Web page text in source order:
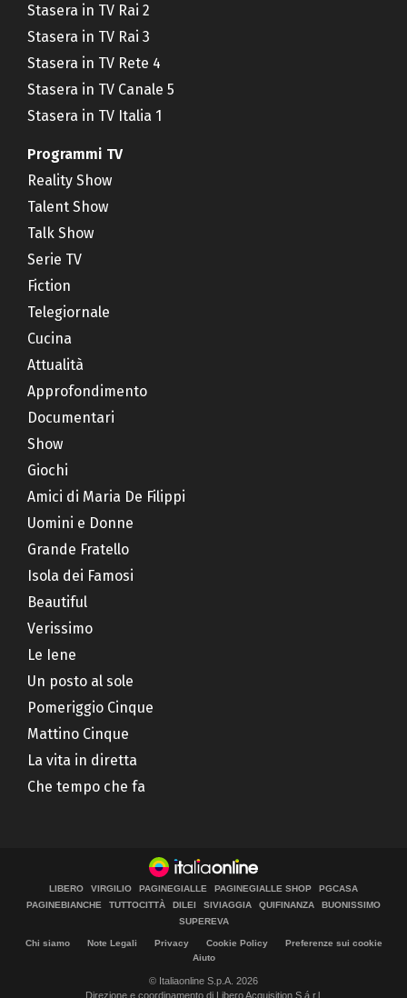
Stasera in TV Rai 2
Stasera in TV Rai 3
Stasera in TV Rete 4
Stasera in TV Canale 5
Stasera in TV Italia 1
Programmi TV
Reality Show
Talent Show
Talk Show
Serie TV
Fiction
Telegiornale
Cucina
Attualità
Approfondimento
Documentari
Show
Giochi
Amici di Maria De Filippi
Uomini e Donne
Grande Fratello
Isola dei Famosi
Beautiful
Verissimo
Le Iene
Un posto al sole
Pomeriggio Cinque
Mattino Cinque
La vita in diretta
Che tempo che fa
LIBERO VIRGILIO PAGINEGIALLE PAGINEGIALLE SHOP
PGCASA
PAGINEBIANCHE
TUTTOCITTÀ DILEI SIVIAGGIA QUIFINANZA
BUONISSIMO
SUPEREVA
Chi siamo Note Legali Privacy Cookie Policy
Preferenze sui cookie
Aiuto
© Italiaonline S.p.A. 2026
Direzione e coordinamento di Libero Acquisition S.á r.l.